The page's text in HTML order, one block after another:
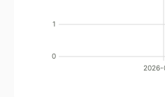
0
1